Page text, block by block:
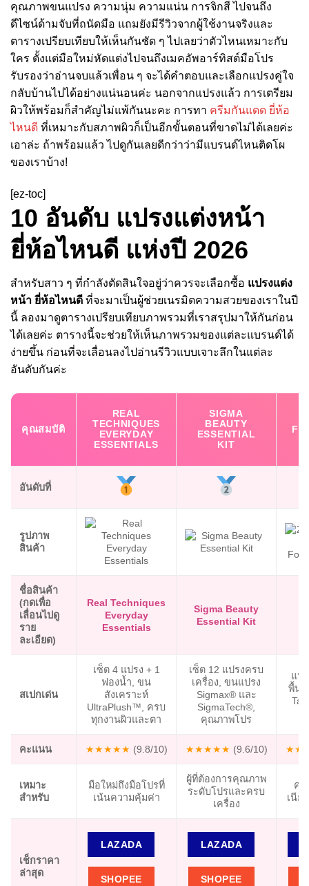
คุณภาพขนแปรง ความนุ่ม ความแน่น การจิกสี ไปจนถึง
ดีไซน์ด้ามจับที่ถนัดมือ แถมยังมีรีวิวจากผู้ใช้งานจริงและ
ตารางเปรียบเทียบให้เห็นกันชัด ๆ ไปเลยว่าตัวไหนเหมาะกับ
ใคร ตั้งแต่มือใหม่หัดแต่งไปจนถึงเมคอัพอาร์ทิสต์มือโปร
รับรองว่าอ่านจบแล้วเพื่อน ๆ จะได้คำตอบและเลือกแปรงคู่ใจ
กลับบ้านไปได้อย่างแน่นอนค่ะ นอกจากแปรงแล้ว การเตรียม
ผิวให้พร้อมก็สำคัญไม่แพ้กันนะคะ การทา ครีมกันแดด ยี่ห้อ
ไหนดี ที่เหมาะกับสภาพผิวก็เป็นอีกขั้นตอนที่ขาดไม่ได้เลยค่ะ
เอาล่ะ ถ้าพร้อมแล้ว ไปดูกันเลยดีกว่าว่ามีแบรนด์ไหนติดโผ
ของเราบ้าง!
[ez-toc]
10 อันดับ แปรงแต่งหน้า
ยี่ห้อไหนดี แห่งปี 2026
สำหรับสาว ๆ ที่กำลังตัดสินใจอยู่ว่าควรจะเลือกซื้อ แปรงแต่ง
หน้า ยี่ห้อไหนดี ที่จะมาเป็นผู้ช่วยเนรมิตความสวยของเราในปี
นี้ ลองมาดูตารางเปรียบเทียบภาพรวมที่เราสรุปมาให้กันก่อน
ได้เลยค่ะ ตารางนี้จะช่วยให้เห็นภาพรวมของแต่ละแบรนด์ได้
ง่ายขึ้น ก่อนที่จะเลื่อนลงไปอ่านรีวิวแบบเจาะลึกในแต่ละ
อันดับกันค่ะ
คุณสมบัติ
REAL
TECHNIQUES
EVERYDAY
ESSENTIALS
SIGMA
BEAUTY
ESSENTIAL
KIT
อันดับที่
รูปภาพ
สินค้า
ชื่อสินค้า
(กดเพื่อ
เลื่อนไปดู
ราย
ละเอียด)
Real Techniques
Everyday
Essentials
Sigma Beauty
Essential Kit
สเปกเด่น
เซ็ต 4 แปรง + 1
ฟองน้ำ, ขน
สังเคราะห์
UltraPlush™, ครบ
ทุกงานผิวและตา
เซ็ต 12 แปรงครบ
เครื่อง, ขนแปรง
Sigmax® และ
SigmaTech®,
คุณภาพโปร
แป
พื้น,
คะแนน ★★★★★ (9.8/10) ★★★★★ (9.6/10)
เหมาะ
สำหรับ
มือใหม่ถึงมือโปรที่
เน้นความคุ้มค่า
ผู้ที่ต้องการคุณภาพ
ระดับโปรและครบ
เครื่อง
คน
เนีย
เช็กราคา
ล่าสุด
LAZADA
SHOPEE
LAZADA
SHOPEE